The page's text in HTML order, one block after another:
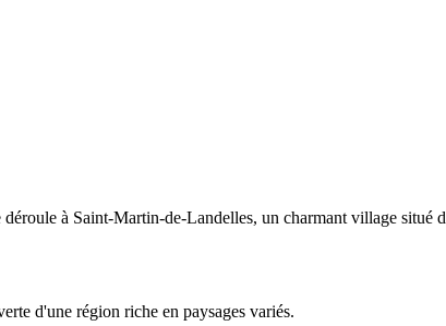
à Saint-Martin-de-Landelles, un charmant village situé
d'une région riche en paysages variés.